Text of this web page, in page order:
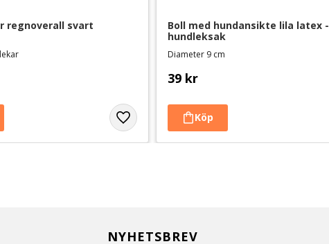
regnoverall svart
Boll med hundansikte lila latex -
hundleksak
Diameter 9 cm
39 kr
NYHETSBREV